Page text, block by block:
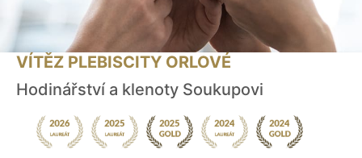
VÍTĚZ PLEBISCITY ORLOVÉ
Hodinářství a klenoty Soukupovi